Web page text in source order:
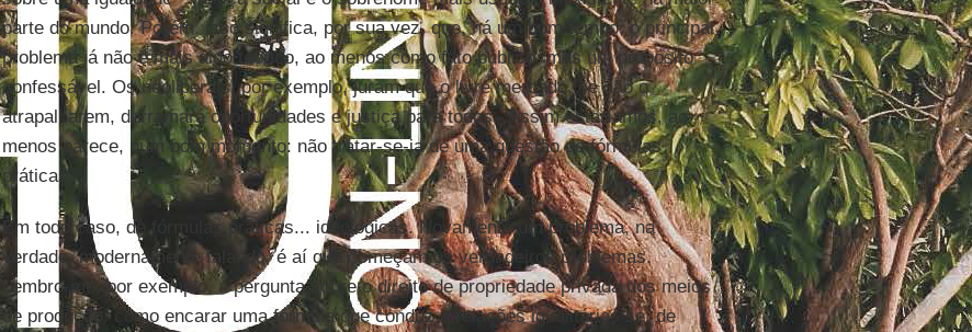
parte do mundo. Porém. isso significa, por sua vez, que, há um bom tempo, o principal
problema já não é mais algo teórico, ao menos como fato público, mas um propósito
confessável. Os neoliberais, por exemplo, juram que o livre mercado, se não o
atrapalharem, derramará oportunidades e justiça para todos. Assim estaríamos, ao
menos parece, num bom momento: não tratar-se-ia de uma questão de fórmulas
práticas?
Em todo caso, de fórmulas práticas... ideológicas. Novamente um problema, na
verdade, modernamente falando, é aí que começam os verdadeiros problemas.
Lembro-me, por exemplo, a pergunta sobre o direito de propriedade privada dos meios
de produção: como encarar uma fórmula que conduz a relações igualitárias se, de